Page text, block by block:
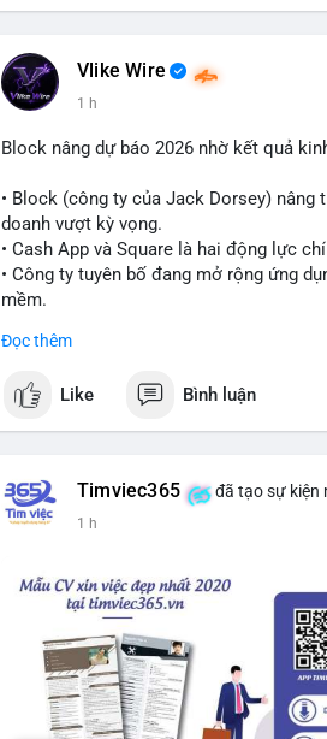
trực tiếp lên thị trường. Với mức giá
thể bị ảnh hưởng nhẹ, nhưng không đủ
Lời khuyên cho nhà đầu tư nhỏ lẻ:
lên sàn, cần thận trọng trước nguy cơ
#7btc #chuyenvilanh
Vlike Wire
1 h
Block nâng dự báo 2026 nhờ kết quả
• Block (công ty của Jack Dorsey)
doanh vượt kỳ vọng.
• Cash App và Square là hai động lực
• Công ty tuyên bố đang mở rộng ứng
mềm.
#block #ai
$btc $eth
📰 Nguồn: Cointelegraph
Đọc thêm
Like Bình luận
Timviec365 đã tạo sự kiện
1 h